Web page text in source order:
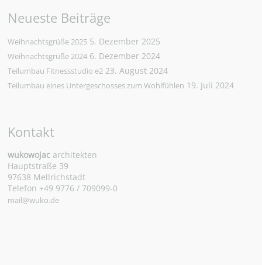
Neueste Beiträge
Weihnachtsgrüße 2025 5. Dezember 2025
Weihnachtsgrüße 2024 6. Dezember 2024
Teilumbau Fitnessstudio e2 23. August 2024
Teilumbau eines Untergeschosses zum Wohlfühlen 19. Juli 2024
Kontakt
wukowojac architekten
Hauptstraße 39
97638 Mellrichstadt
Telefon +49 9776 / 709099-0
mail@wuko.de